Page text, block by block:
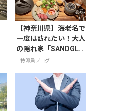
【神奈川県】海老名で
一度は訪れたい！大人
の隠れ家「SANDGLA
SS 熾火」で味わうア
特派員ブログ